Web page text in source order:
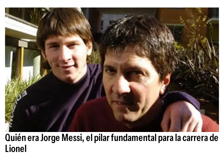
Quién era Jorge Messi, el pilar fundamental para la carrera de
Lionel